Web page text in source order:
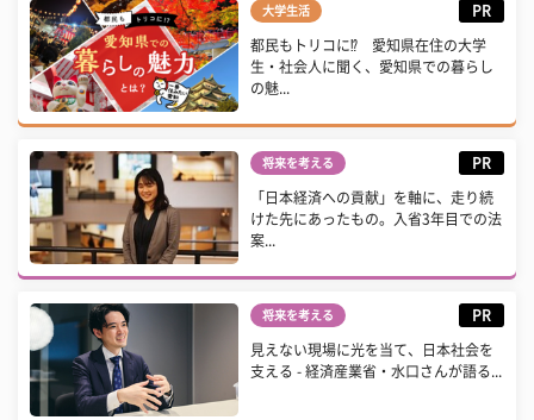
大学生活 PR
都民もトリコに⁉ 愛知県在住の大学
生・社会人に聞く、愛知県での暮らし
の魅...
将来を考える PR
「日本経済への貢献」を軸に、走り続
けた先にあったもの。入省3年目での法
案...
将来を考える PR
見えない現場に光を当て、日本社会を
支える - 経済産業省・水口さんが語る...